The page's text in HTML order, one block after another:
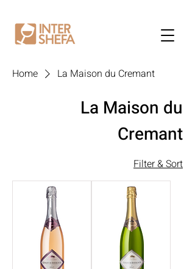
Home La Maison du Cremant
La Maison du
Cremant
Filter & Sort